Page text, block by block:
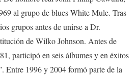
al grupo de blues White Mule. Tras
grupos antes de unirse a Dr.
de Wilko Johnson. Antes de
participó en seis álbumes y en éxitos
Entre 1996 y 2004 formó parte de la